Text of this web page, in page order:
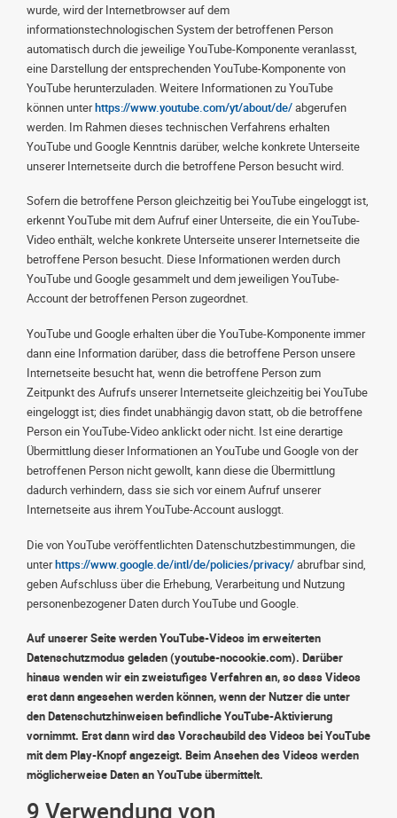
wurde, wird der Internetbrowser auf dem
informationstechnologischen System der betroffenen Person
automatisch durch die jeweilige YouTube-Komponente veranlasst,
eine Darstellung der entsprechenden YouTube-Komponente von
YouTube herunterzuladen. Weitere Informationen zu YouTube
können unterhttps://www.youtube.com/yt/about/de/abgerufen
werden. Im Rahmen dieses technischen Verfahrens erhalten
YouTube und Google Kenntnis darüber, welche konkrete Unterseite
unserer Internetseite durch die betroffene Person besucht wird.
Sofern die betroffene Person gleichzeitig bei YouTube eingeloggt ist,
erkennt YouTube mit dem Aufruf einer Unterseite, die ein YouTube-
Video enthält, welche konkrete Unterseite unserer Internetseite die
betroffene Person besucht. Diese Informationen werden durch
YouTube und Google gesammelt und dem jeweiligen YouTube-
Account der betroffenen Person zugeordnet.
YouTube und Google erhalten über die YouTube-Komponente immer
dann eine Information darüber, dass die betroffene Person unsere
Internetseite besucht hat, wenn die betroffene Person zum
Zeitpunkt des Aufrufs unserer Internetseite gleichzeitig bei YouTube
eingeloggt ist; dies findet unabhängig davon statt, ob die betroffene
Person ein YouTube-Video anklickt oder nicht. Ist eine derartige
Übermittlung dieser Informationen an YouTube und Google von der
betroffenen Person nicht gewollt, kann diese die Übermittlung
dadurch verhindern, dass sie sich vor einem Aufruf unserer
Internetseite aus ihrem YouTube-Account ausloggt.
Die von YouTube veröffentlichten Datenschutzbestimmungen, die
unterhttps://www.google.de/intl/de/policies/privacy/abrufbar sind,
geben Aufschluss über die Erhebung, Verarbeitung und Nutzung
personenbezogener Daten durch YouTube und Google.
Auf unserer Seite werden YouTube-Videos im erweiterten
Datenschutzmodus geladen (youtube-nocookie.com). Darüber
hinaus wenden wir ein zweistufiges Verfahren an, so dass Videos
erst dann angesehen werden können, wenn der Nutzer die unter
den Datenschutzhinweisen befindliche YouTube-Aktivierung
vornimmt. Erst dann wird das Vorschaubild des Videos bei YouTube
mit dem Play-Knopf angezeigt. Beim Ansehen des Videos werden
möglicherweise Daten an YouTube übermittelt.
9 Verwendung von